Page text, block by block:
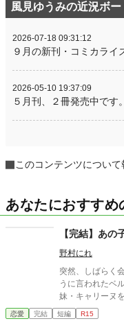
風見ゆうみの近況ボ
2026-07-18 09:31:12
９月の新刊・コミカライ
2026-05-10 19:37:09
５月刊、２冊発売中です。
このコンテンツについて
あなたにおすすめ
【完結】あの
野村にれ
突然、しばらく
うに言われたベルアンジュ・
妹・キャリーヌを中心に回っ
約者がいないの
が、 今回は両親も断る
恋愛 完結 短編 R15